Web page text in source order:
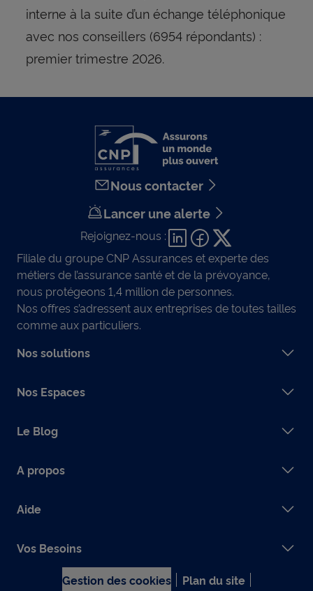
interne à la suite d’un échange téléphonique
avec nos conseillers (6954 répondants) :
premier trimestre 2026.
Nous contacter
Lancer une alerte
Rejoignez-nous :
Filiale du groupe CNP Assurances et experte des
métiers de l’assurance santé et de la prévoyance,
nous protégeons 1,4 million de personnes.
Nos offres s’adressent aux entreprises de toutes tailles
comme aux particuliers.
Nos solutions
Nos Espaces
Le Blog
A propos
Aide
Vos Besoins
Gestion des cookies
Plan du site